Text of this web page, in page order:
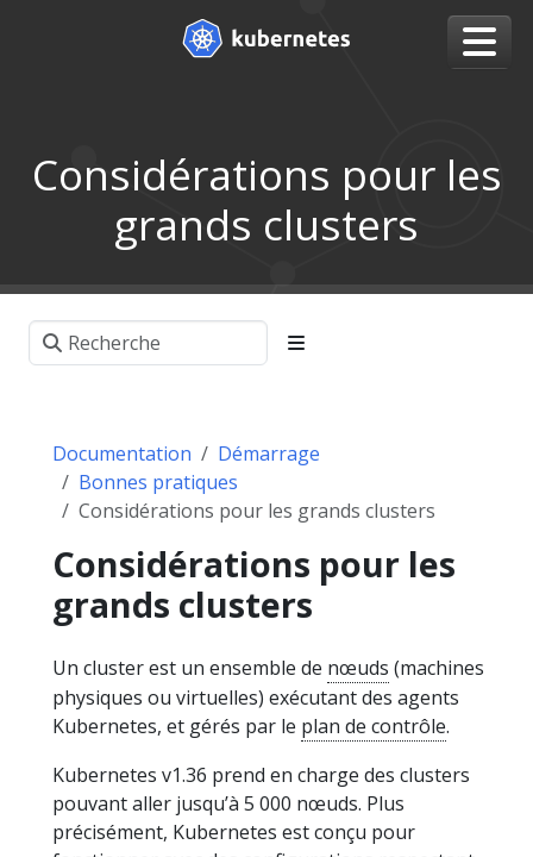
Considérations pour les
grands clusters
Documentation
Démarrage
Bonnes pratiques
Considérations pour les grands clusters
Considérations pour les
grands clusters
Un cluster est un ensemble de nœuds (machines
physiques ou virtuelles) exécutant des agents
Kubernetes, et gérés par le plan de contrôle.
Kubernetes v1.36 prend en charge des clusters
pouvant aller jusqu’à 5 000 nœuds. Plus
précisément, Kubernetes est conçu pour